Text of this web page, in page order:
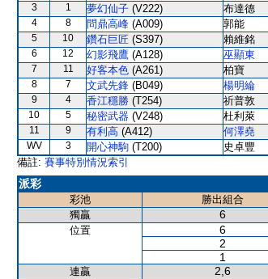
3
1 夢幻仙子 (V222) 布達德
4
8 問鼎高峰 (A009) 郭能
5
10 鑽石巨匠 (S397) 賴維銘
6
12 幻影飛鷹 (A128) 巫顯東
7
11 好客本色 (A261) 柏寶
8
7 文武先鋒 (B049) 楊明綸
9
4 香江穩勝 (T254) 祈普敦
10
5 秘密武器 (V248) 杜利萊
11
9 有利高 (A412) 何澤堯
WV
3 開心神駒 (T200) 史卓豐
備註: 賽事特別情況索引
派彩
彩池 勝出組合
獨贏
6
位置 6
2
1
連贏 2,6